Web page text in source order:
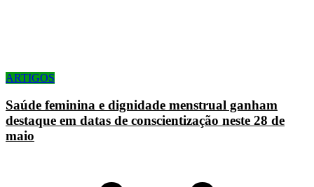
ARTIGOS
Saúde feminina e dignidade menstrual ganham
destaque em datas de conscientização neste 28 de
maio